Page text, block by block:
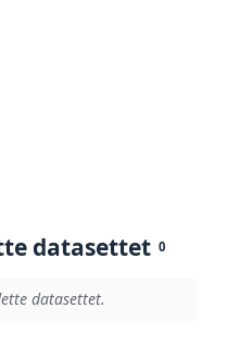
datasettet 0
datasettet.